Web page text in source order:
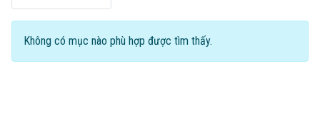
Info
Không có mục nào phù hợp được tìm thấy.